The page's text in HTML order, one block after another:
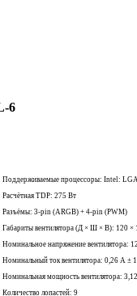
6
Поддерживаемые процессоры: Intel:
Расчётная TDP: 275 Вт
Разъёмы: 3-pin (ARGB) + 4-pin (PWM)
Габариты вентилятора (Д × Ш × В): 120 ×
Номинальное напряжение вентилятора:
Номинальный ток вентилятора: 0,26 А ±
Номинальная мощность вентилятора:
Количество лопастей: 9